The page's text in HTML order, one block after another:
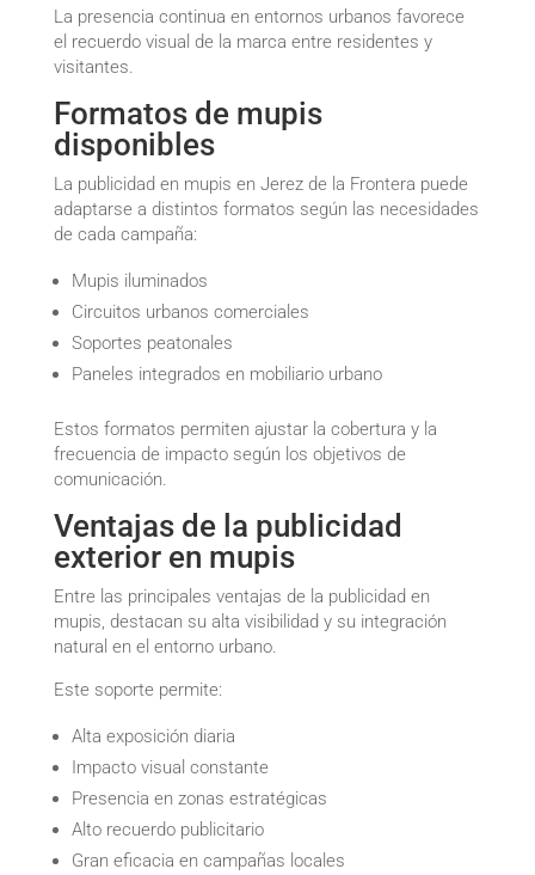
La presencia continua en entornos urbanos favorece
el recuerdo visual de la marca entre residentes y
visitantes.
Formatos de mupis
disponibles
La publicidad en mupis en Jerez de la Frontera puede
adaptarse a distintos formatos según las necesidades
de cada campaña:
Mupis iluminados
Circuitos urbanos comerciales
Soportes peatonales
Paneles integrados en mobiliario urbano
Estos formatos permiten ajustar la cobertura y la
frecuencia de impacto según los objetivos de
comunicación.
Ventajas de la publicidad
exterior en mupis
Entre las principales ventajas de la publicidad en
mupis, destacan su alta visibilidad y su integración
natural en el entorno urbano.
Este soporte permite:
Alta exposición diaria
Impacto visual constante
Presencia en zonas estratégicas
Alto recuerdo publicitario
Gran eficacia en campañas locales